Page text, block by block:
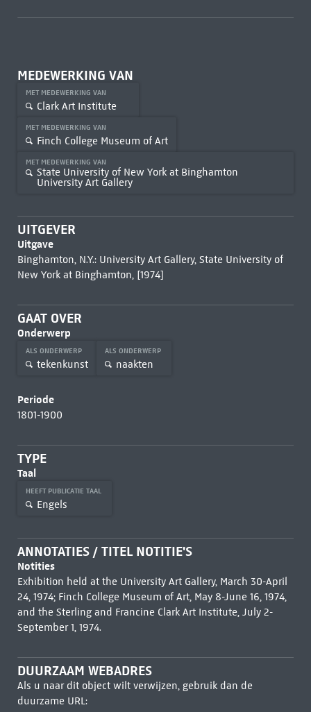
MEDEWERKING VAN
MET MEDEWERKING VAN
Clark Art Institute
MET MEDEWERKING VAN
Finch College Museum of Art
MET MEDEWERKING VAN
State University of New York at Binghamton
University Art Gallery
UITGEVER
Uitgave
Binghamton, N.Y.: University Art Gallery, State University of
New York at Binghamton, [1974]
GAAT OVER
Onderwerp
ALS ONDERWERP
tekenkunst
ALS ONDERWERP
naakten
Periode
1801-1900
TYPE
Taal
HEEFT PUBLICATIE TAAL
Engels
ANNOTATIES / TITEL NOTITIE'S
Notities
Exhibition held at the University Art Gallery, March 30-April
24, 1974; Finch College Museum of Art, May 8-June 16, 1974,
and the Sterling and Francine Clark Art Institute, July 2-
September 1, 1974.
DUURZAAM WEBADRES
Als u naar dit object wilt verwijzen, gebruik dan de
duurzame URL: